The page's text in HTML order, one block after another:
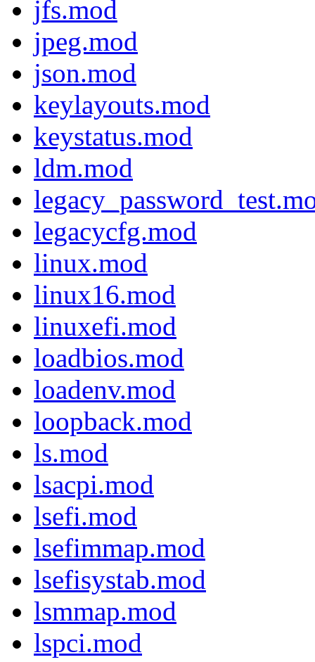
jfs.mod
jpeg.mod
json.mod
keylayouts.mod
keystatus.mod
ldm.mod
legacycfg.mod
linux.mod
linux16.mod
linuxefi.mod
loadbios.mod
loadenv.mod
loopback.mod
ls.mod
lsacpi.mod
lsefi.mod
lsefimmap.mod
lsefisystab.mod
lsmmap.mod
lspci.mod